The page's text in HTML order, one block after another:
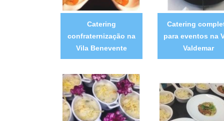
Catering
confraternização na
Vila Benevente
Catering
para eventos na
Valdemar